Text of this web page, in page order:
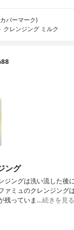
バーマーク)
クレンジング ミルク
ング
ジングは洗い流した後
ァミュのクレンジング
残っていま…続きを見る